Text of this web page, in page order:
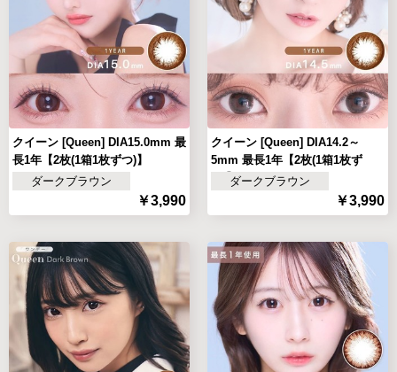
クイーン [Queen] DIA15.0mm 最
長1年【2枚(1箱1枚ずつ)】
ダークブラウン
￥3,990
クイーン [Queen] DIA14.2～
5mm 最長1年【2枚(1箱1枚ず
つ)】ダークブラウン
￥3,990